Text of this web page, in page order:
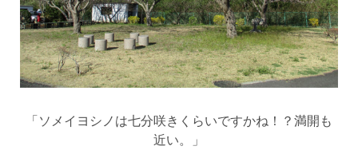
「ソメイヨシノは七分咲きくらいですかね！？満開も
近い。」